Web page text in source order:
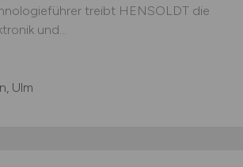
treibt HENSOLDT die
und...
Ulm